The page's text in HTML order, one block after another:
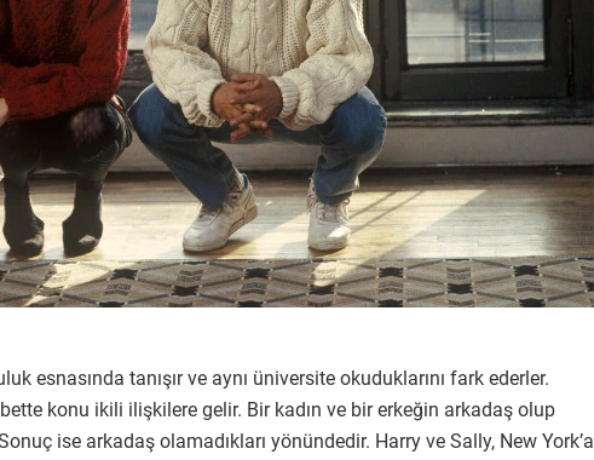
esnasında tanışır ve aynı üniversite okuduklarını fark ederler.
konu ikili ilişkilere gelir. Bir kadın ve bir erkeğin arkadaş olup
ise arkadaş olamadıkları yönündedir. Harry ve Sally, New York’a